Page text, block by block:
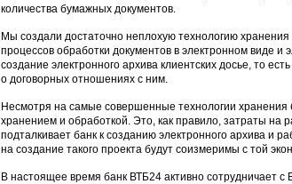
количества бумажных документов.
Мы создали достаточно неплохую технологию
процессов обработки документов в электронном виде
создание электронного архива клиентских досье, то
о договорных отношениях с ним.
Несмотря на самые совершенные технологии
хранением и обработкой. Это, как правило, затраты
подталкивает банк к созданию электронного архива и
на создание такого проекта будут соизмеримы с той
В настоящее время банк ВТБ24 активно сотрудничает